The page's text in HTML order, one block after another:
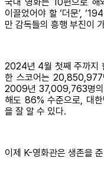
이끌었어야 할 ‘더문’,
만 감독들의 흥행 부진이
2024년 4월 첫째 주까지
한 스코어는 20,850,977
2009년 37,009,763명의
해도 86% 수준으로, 대
을 잘 알 수 있다.
이제 K-영화관은 생존을